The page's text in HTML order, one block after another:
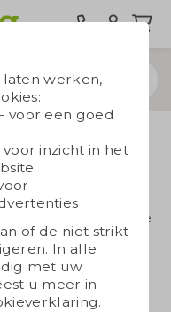
Lentegeschenken
lente
van wordt. Warme
kleurrijke bloeiende
Naast dat het in de
mooi moment om je
geven. Speel in op het
werken,
voor een goed
inzicht in het
of de niet strikt
In alle
met uw
u meer in
.